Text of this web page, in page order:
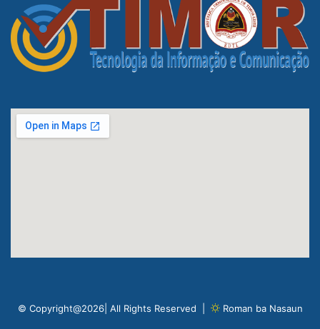
© Copyright@2026| All Rights Reserved | Roman ba Nasaun